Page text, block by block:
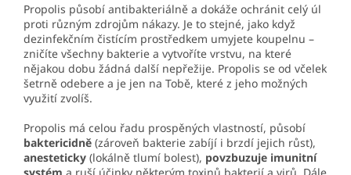
Propolis působí antibakteriálně a dokáže ochránit celý úl
proti různým zdrojům nákazy. Je to stejné, jako když
dezinfekčním čistícím prostředkem umyjete koupelnu –
zničíte všechny bakterie a vytvoříte vrstvu, na které
nějakou dobu žádná další nepřežije. Propolis se od včelek
šetrně odebere a je jen na Tobě, které z jeho možných
využití zvolíš.
Propolis má celou řadu prospěných vlastností, působí
baktericidně (zároveň bakterie zabíjí i brzdí jejich růst),
anesteticky (lokálně tlumí bolest), povzbuzuje imunitní
systém a ruší účinky některým toxinů bakterií a virů. Dále